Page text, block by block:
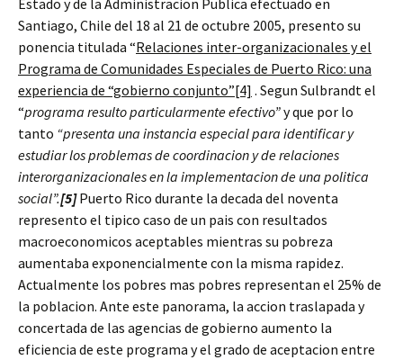
Estado y de la Administracion Publica efectuado en
Santiago, Chile del 18 al 21 de octubre 2005, presento su
ponencia titulada “Relaciones inter-organizacionales y el
Programa de Comunidades Especiales de Puerto Rico: una
experiencia de “gobierno conjunto”[4] . Segun Sulbrandt el
“programa resulto particularmente efectivo”y que por lo
tanto “presenta una instancia especial para identificar y
estudiar los problemas de coordinacion y de relaciones
interorganizacionales en la implementacion de una politica
social”.[5]Puerto Rico durante la decada del noventa
represento el tipico caso de un pais con resultados
macroeconomicos aceptables mientras su pobreza
aumentaba exponencialmente con la misma rapidez.
Actualmente los pobres mas pobres representan el 25% de
la poblacion. Ante este panorama, la accion traslapada y
concertada de las agencias de gobierno aumento la
eficiencia de este programa y el grado de aceptacion entre